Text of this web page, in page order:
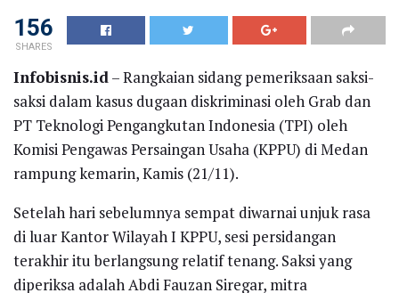
156
SHARES
Infobisnis.id– Rangkaian sidang pemeriksaan saksi-
saksi dalam kasus dugaan diskriminasi oleh Grab dan
PT Teknologi Pengangkutan Indonesia (TPI) oleh
Komisi Pengawas Persaingan Usaha (KPPU) di Medan
rampung kemarin, Kamis (21/11).
Setelah hari sebelumnya sempat diwarnai unjuk rasa
di luar Kantor Wilayah I KPPU, sesi persidangan
terakhir itu berlangsung relatif tenang. Saksi yang
diperiksa adalah Abdi Fauzan Siregar, mitra